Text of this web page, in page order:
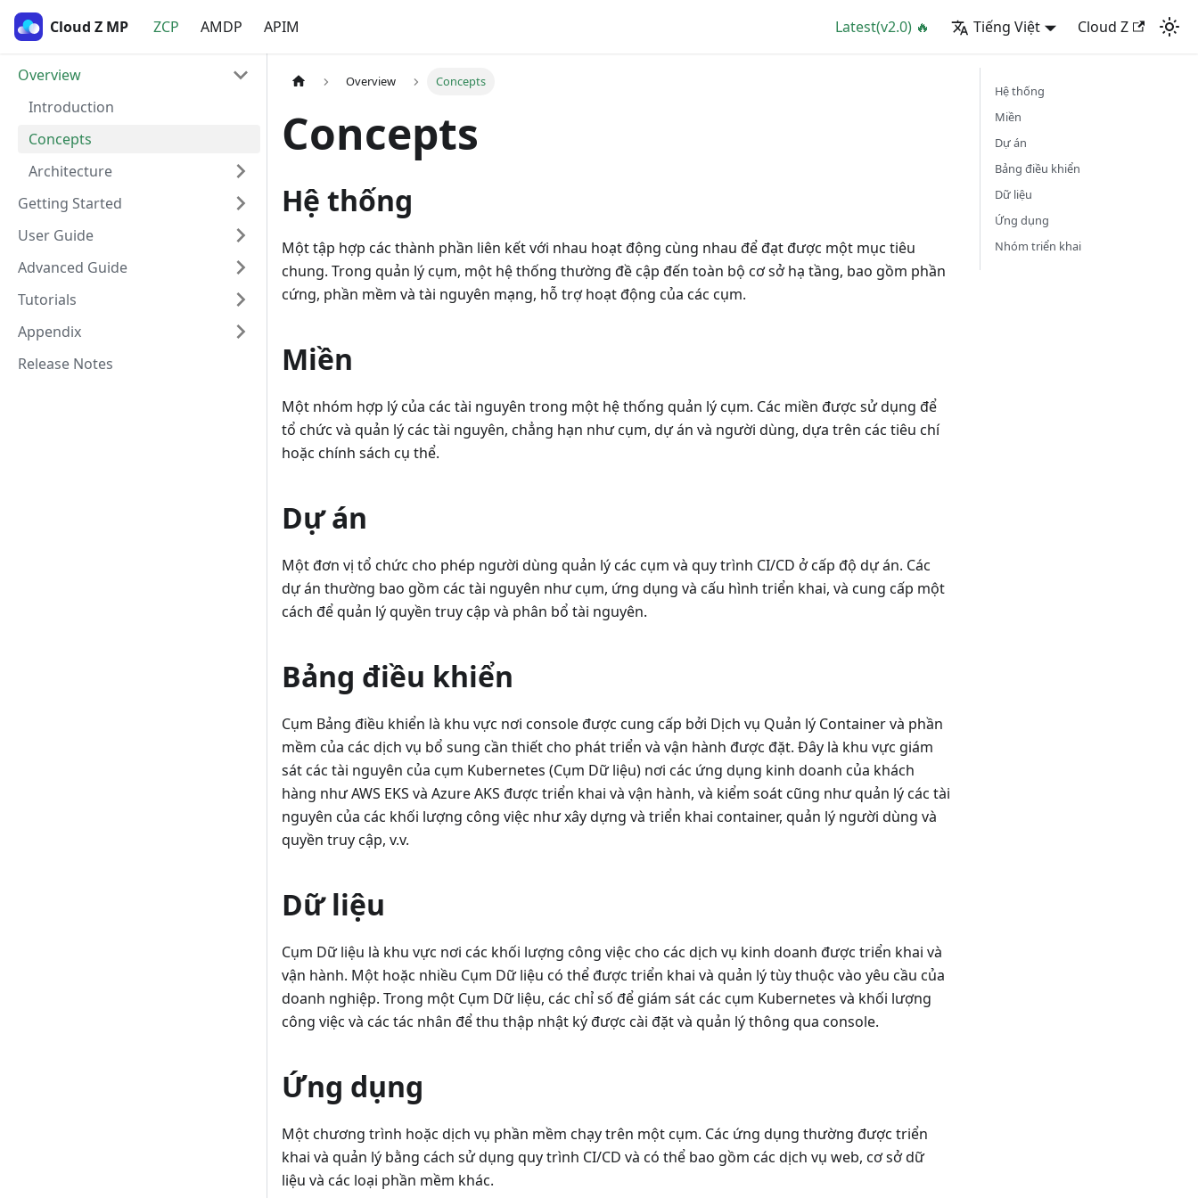
Cloud Z MP ZCP AMDP APIM Latest(v2.0) 🔥 Tiếng Việt Cloud Z
Overview
Introduction
Concepts
Architecture
Getting Started
User Guide
Advanced Guide
Tutorials
Appendix
Release Notes
Overview Concepts
Concepts
Hệ thống
Một tập hợp các thành phần liên kết với nhau hoạt động cùng nhau để đạt được một mục tiêu
chung. Trong quản lý cụm, một hệ thống thường đề cập đến toàn bộ cơ sở hạ tầng, bao gồm phần
cứng, phần mềm và tài nguyên mạng, hỗ trợ hoạt động của các cụm.
Miền
Một nhóm hợp lý của các tài nguyên trong một hệ thống quản lý cụm. Các miền được sử dụng để
tổ chức và quản lý các tài nguyên, chẳng hạn như cụm, dự án và người dùng, dựa trên các tiêu chí
hoặc chính sách cụ thể.
Dự án
Một đơn vị tổ chức cho phép người dùng quản lý các cụm và quy trình CI/CD ở cấp độ dự án. Các
dự án thường bao gồm các tài nguyên như cụm, ứng dụng và cấu hình triển khai, và cung cấp một
cách để quản lý quyền truy cập và phân bổ tài nguyên.
Bảng điều khiển
Cụm Bảng điều khiển là khu vực nơi console được cung cấp bởi Dịch vụ Quản lý Container và phần
mềm của các dịch vụ bổ sung cần thiết cho phát triển và vận hành được đặt. Đây là khu vực giám
sát các tài nguyên của cụm Kubernetes (Cụm Dữ liệu) nơi các ứng dụng kinh doanh của khách
hàng như AWS EKS và Azure AKS được triển khai và vận hành, và kiểm soát cũng như quản lý các tài
nguyên của các khối lượng công việc như xây dựng và triển khai container, quản lý người dùng và
quyền truy cập, v.v.
Dữ liệu
Cụm Dữ liệu là khu vực nơi các khối lượng công việc cho các dịch vụ kinh doanh được triển khai và
vận hành. Một hoặc nhiều Cụm Dữ liệu có thể được triển khai và quản lý tùy thuộc vào yêu cầu của
doanh nghiệp. Trong một Cụm Dữ liệu, các chỉ số để giám sát các cụm Kubernetes và khối lượng
công việc và các tác nhân để thu thập nhật ký được cài đặt và quản lý thông qua console.
Ứng dụng
Một chương trình hoặc dịch vụ phần mềm chạy trên một cụm. Các ứng dụng thường được triển
khai và quản lý bằng cách sử dụng quy trình CI/CD và có thể bao gồm các dịch vụ web, cơ sở dữ
liệu và các loại phần mềm khác.
Hệ thống
Miền
Dự án
Bảng điều khiển
Dữ liệu
Ứng dụng
Nhóm triển khai